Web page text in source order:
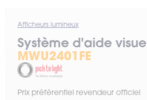
Afficheurs lumineux
Système d'aide
MWU2401FE
Prix préférentiel revendeur officiel